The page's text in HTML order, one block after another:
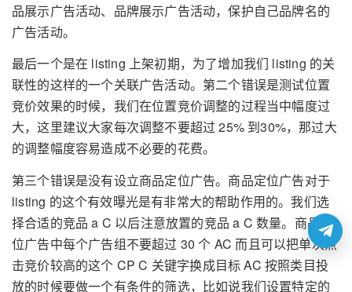
品展示广告活动、品牌展示广告活动，保护自己品牌名的
广告活动。
最后一个是在 listing 上架初期，为了增加我们 listing 的关
联性的这样的一个关联广告活动。第二个错误是测试位置
竞价效果的时候，我们在位置竞价调整的过程当中幅度过
大，这里建议大家每次调整不要超过 25% 到30%，那过大
的调整幅度容易造成不必要的花费。
第三个错误是没有设立商品定位广告。商品定位广告对于
listing 的这个有效曝光是有非常大的帮助作用的。我们选
择合适的竞品 a C 以后注意放置的竞品 a C 数量。商品定
位广告中每个广告组不要超过 30 个 AC 而且可以把单次点
击竞价较高的这个 CP C 关键字换成目标 AC 按照类目投
放的时候要做一个有条件的筛选，比如说我们设置特定的